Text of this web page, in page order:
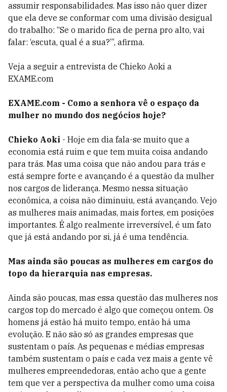
assumir responsabilidades. Mas isso não quer dizer
que ela deve se conformar com uma divisão desigual
do trabalho: “Se o marido fica de perna pro alto, vai
falar: ‘escuta, qual é a sua?’”, afirma.
Veja a seguir a entrevista de Chieko Aoki a
EXAME.com
EXAME.com - Como a senhora vê o espaço da
mulher no mundo dos negócios hoje?
Chieko Aoki - Hoje em dia fala-se muito que a
economia está ruim e que tem muita coisa andando
para trás. Mas uma coisa que não andou para trás e
está sempre forte e avançando é a questão da mulher
nos cargos de liderança. Mesmo nessa situação
econômica, a coisa não diminuiu, está avançando. Vejo
as mulheres mais animadas, mais fortes, em posições
importantes. É algo realmente irreversível, é um fato
que já está andando por si, já é uma tendência.
Mas ainda são poucas as mulheres em cargos do
topo da hierarquia nas empresas.
Ainda são poucas, mas essa questão das mulheres nos
cargos top do mercado é algo que começou ontem. Os
homens já estão há muito tempo, então há uma
evolução. E não são só as grandes empresas que
sustentam o país. As pequenas e médias empresas
também sustentam o país e cada vez mais a gente vê
mulheres empreendedoras, então acho que a gente
tem que ver a perspectiva da mulher como uma coisa